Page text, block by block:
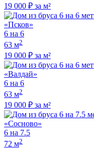
19 000 ₽ за м²
«Псков»
6 на 6
63 м2
19 000 ₽ за м²
«Валдай»
6 на 6
63 м2
19 000 ₽ за м²
«Сосново»
6 на 7.5
72 м2